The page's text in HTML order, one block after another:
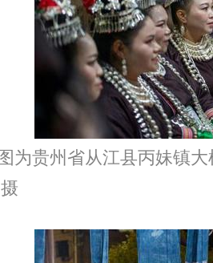
图为贵州省从江县丙妹镇